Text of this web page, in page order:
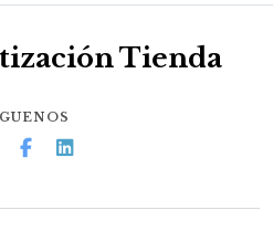
Tienda